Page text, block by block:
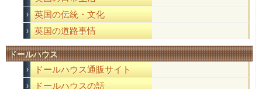
英国の伝統・文化
英国の道路事情
ドールハウス
ドールハウス通販サイト
ドールハウスの話